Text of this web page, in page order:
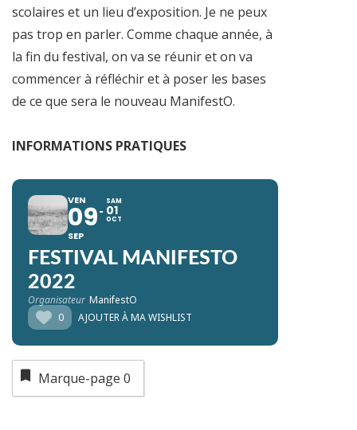
scolaires et un lieu d’exposition. Je ne peux
pas trop en parler. Comme chaque année, à
la fin du festival, on va se réunir et on va
commencer à réfléchir et à poser les bases
de ce que sera le nouveau ManifestO.
INFORMATIONS PRATIQUES
VEN
09
SEP
SAM
01
OCT
FESTIVAL MANIFESTO
2022
Organisateur ManifestO
0
AJOUTER À MA WISHLIST
Marque-page 0